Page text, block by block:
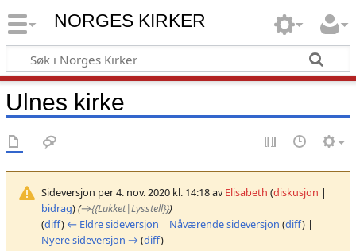
NORGES KIRKER
Ulnes kirke
Sideversjon per 4. nov. 2020 kl. 14:18 avElisabeth (diskusjon |
bidrag)(→{{Lukket|Lysstell}})
(diff) ← Eldre sideversjon | Nåværende sideversjon (diff) |
Nyere sideversjon → (diff)